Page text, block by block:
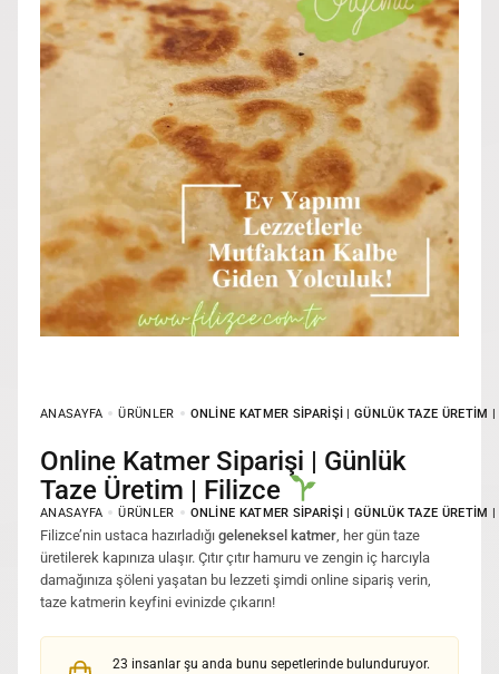
ANASAYFA ÜRÜNLER ONLINE KATMER SIPARIŞI | GÜNLÜK TAZE ÜRETIM
Online Katmer Siparişi | Günlük
Taze Üretim | Filizce
ANASAYFA ÜRÜNLER ONLINE KATMER SIPARIŞI | GÜNLÜK TAZE ÜRETIM
Filizce’nin ustaca hazırladığı geleneksel katmer, her gün taze
üretilerek kapınıza ulaşır. Çıtır çıtır hamuru ve zengin iç harcıyla
damağınıza şöleni yaşatan bu lezzeti şimdi online sipariş verin,
taze katmerin keyfini evinizde çıkarın!
23 insanlar şu anda bunu sepetlerinde bulunduruyor.